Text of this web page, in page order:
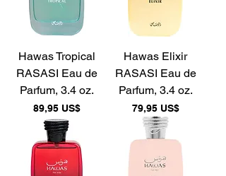
Hawas Tropical
RASASI Eau de
Parfum, 3.4 oz.
Precio
89,95 US$
Hawas Elixir
RASASI Eau de
Parfum, 3.4 oz.
Precio
79,95 US$